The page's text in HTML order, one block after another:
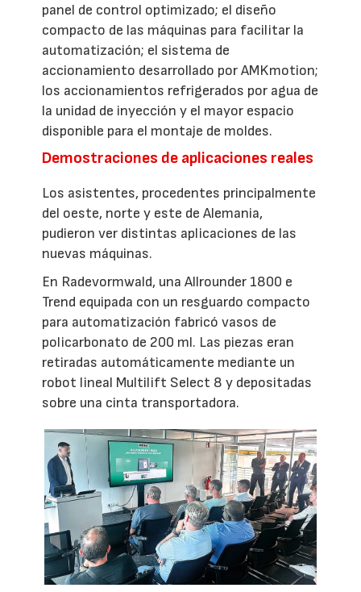
panel de control optimizado; el diseño
compacto de las máquinas para facilitar la
automatización; el sistema de
accionamiento desarrollado por AMKmotion;
los accionamientos refrigerados por agua de
la unidad de inyección y el mayor espacio
disponible para el montaje de moldes.
Demostraciones de aplicaciones reales
Los asistentes, procedentes principalmente
del oeste, norte y este de Alemania,
pudieron ver distintas aplicaciones de las
nuevas máquinas.
En Radevormwald, una Allrounder 1800 e
Trend equipada con un resguardo compacto
para automatización fabricó vasos de
policarbonato de 200 ml. Las piezas eran
retiradas automáticamente mediante un
robot lineal Multilift Select 8 y depositadas
sobre una cinta transportadora.